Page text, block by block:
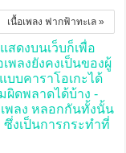
เนื้อเพลง ฟากฟ้าทะเล »
สดงบนเว็บก็เพื่อ
พลงยังคงเป็นของผู้
บบคาราโอเกะได้
ผิดพลาดได้บ้าง -
พลง หลอกกันทั้งนั้น
งเป็นการกระทำที่